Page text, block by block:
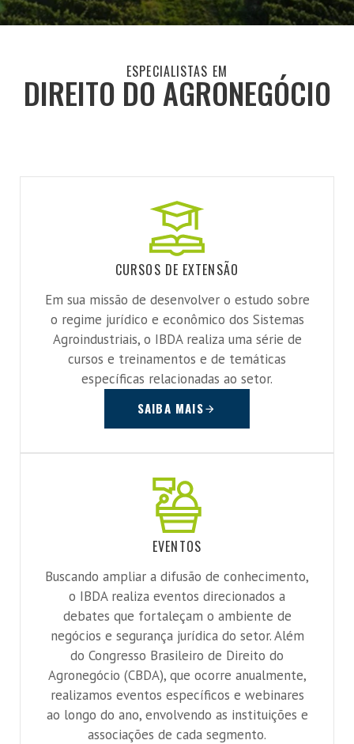
ESPECIALISTAS EM
DIREITO DO AGRONEGÓCIO
CURSOS DE EXTENSÃO
Em sua missão de desenvolver o estudo sobre
o regime jurídico e econômico dos Sistemas
Agroindustriais, o IBDA realiza uma série de
cursos e treinamentos e de temáticas
específicas relacionadas ao setor.
SAIBA MAIS
EVENTOS
Buscando ampliar a difusão de conhecimento,
o IBDA realiza eventos direcionados a
debates que fortaleçam o ambiente de
negócios e segurança jurídica do setor. Além
do Congresso Brasileiro de Direito do
Agronegócio (CBDA), que ocorre anualmente,
realizamos eventos específicos e webinares
ao longo do ano, envolvendo as instituições e
associações de cada segmento.